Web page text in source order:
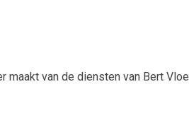
van de diensten van Bert